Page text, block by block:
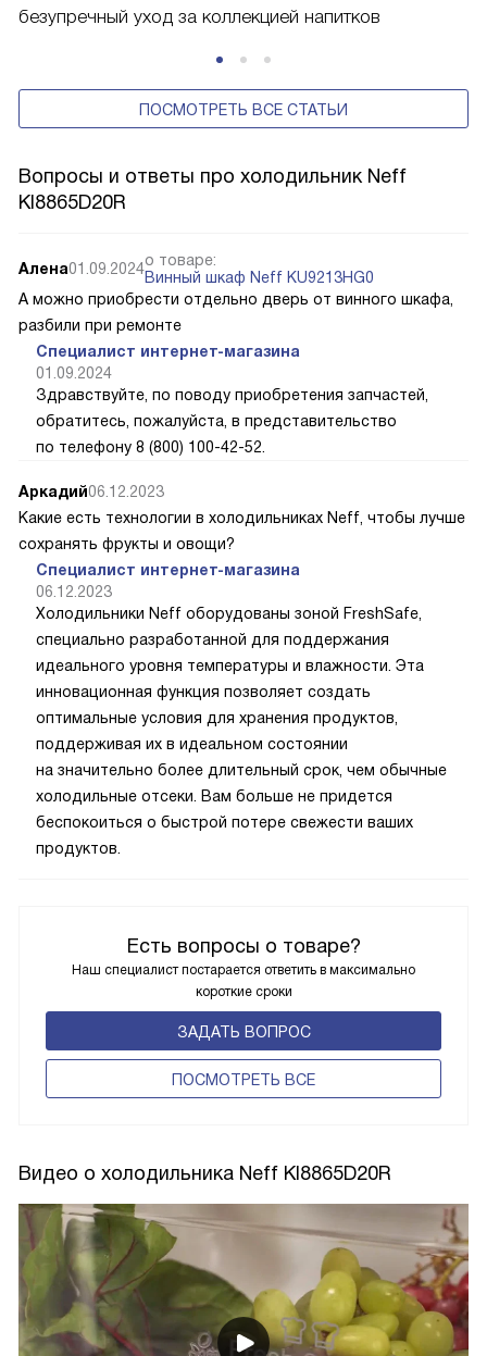
безупречный уход за коллекцией напитков
ПОСМОТРЕТЬ ВСЕ СТАТЬИ
Вопросы и ответы про холодильник Neff
KI8865D20R
Есть вопросы о товаре?
Наш специалист постарается ответить в максимально
короткие сроки
ЗАДАТЬ ВОПРОС
ПОCМОТРЕТЬ ВСЕ
Алена01.09.2024о товаре:
Винный шкаф Neff KU9213HG0
А можно приобрести отдельно дверь от винного шкафа,
разбили при ремонте
Специалист интернет-магазина
01.09.2024
Здравствуйте, по поводу приобретения запчастей,
обратитесь, пожалуйста, в представительство
по телефону 8 (800) 100-42-52.
Аркадий06.12.2023
Какие есть технологии в холодильниках Neff, чтобы лучше
сохранять фрукты и овощи?
Специалист интернет-магазина
06.12.2023
Холодильники Neff оборудованы зоной FreshSafe,
специально разработанной для поддержания
идеального уровня температуры и влажности. Эта
инновационная функция позволяет создать
оптимальные условия для хранения продуктов,
поддерживая их в идеальном состоянии
на значительно более длительный срок, чем обычные
холодильные отсеки. Вам больше не придется
беспокоиться о быстрой потере свежести ваших
продуктов.
Видео о холодильника Neff KI8865D20R